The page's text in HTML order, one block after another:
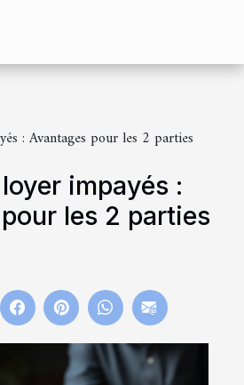
: Avantages pour les 2 parties
impayés :
les 2 parties